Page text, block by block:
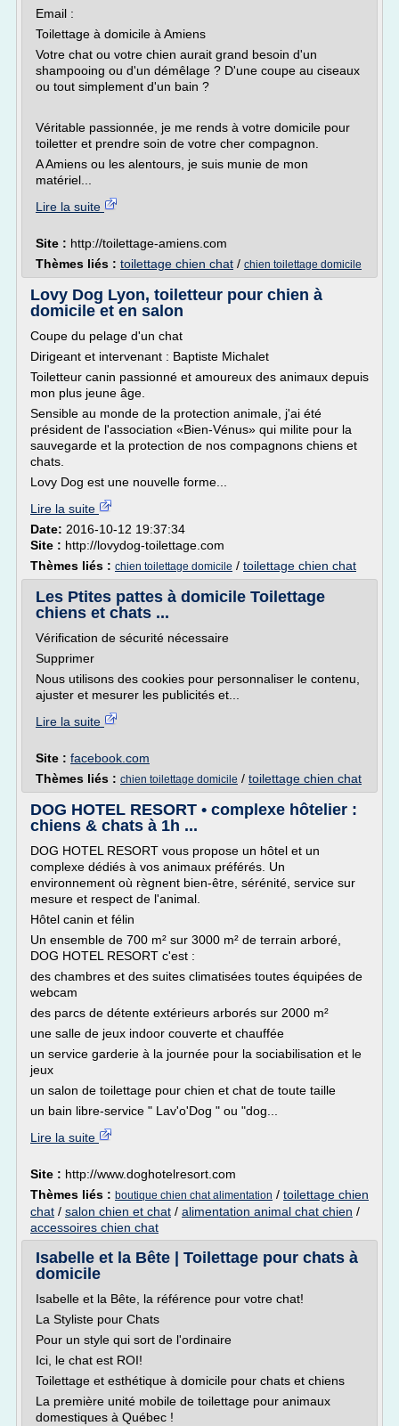
Email :
Toilettage à domicile à Amiens
Votre chat ou votre chien aurait grand besoin d'un
shampooing ou d'un démêlage ? D'une coupe au ciseaux
ou tout simplement d'un bain ?
Véritable passionnée, je me rends à votre domicile pour
toiletter et prendre soin de votre cher compagnon.
A Amiens ou les alentours, je suis munie de mon
matériel...
Lire la suite
Site : http://toilettage-amiens.com
Thèmes liés : toilettage chien chat / chien toilettage domicile
Lovy Dog Lyon, toiletteur pour chien à
domicile et en salon
Coupe du pelage d'un chat
Dirigeant et intervenant : Baptiste Michalet
Toiletteur canin passionné et amoureux des animaux depuis
mon plus jeune âge.
Sensible au monde de la protection animale, j'ai été
président de l'association «Bien-Vénus» qui milite pour la
sauvegarde et la protection de nos compagnons chiens et
chats.
Lovy Dog est une nouvelle forme...
Lire la suite
Date: 2016-10-12 19:37:34
Site : http://lovydog-toilettage.com
Thèmes liés : chien toilettage domicile / toilettage chien chat
Les Ptites pattes à domicile Toilettage
chiens et chats ...
Vérification de sécurité nécessaire
Supprimer
Nous utilisons des cookies pour personnaliser le contenu,
ajuster et mesurer les publicités et...
Lire la suite
Site : facebook.com
Thèmes liés : chien toilettage domicile / toilettage chien chat
DOG HOTEL RESORT • complexe hôtelier :
chiens & chats à 1h ...
DOG HOTEL RESORT vous propose un hôtel et un
complexe dédiés à vos animaux préférés. Un
environnement où règnent bien-être, sérénité, service sur
mesure et respect de l'animal.
Hôtel canin et félin
Un ensemble de 700 m² sur 3000 m² de terrain arboré,
DOG HOTEL RESORT c'est :
des chambres et des suites climatisées toutes équipées de
webcam
des parcs de détente extérieurs arborés sur 2000 m²
une salle de jeux indoor couverte et chauffée
un service garderie à la journée pour la sociabilisation et le
jeux
un salon de toilettage pour chien et chat de toute taille
un bain libre-service " Lav'o'Dog " ou "dog...
Lire la suite
Site : http://www.doghotelresort.com
Thèmes liés : boutique chien chat alimentation / toilettage chien
chat / salon chien et chat / alimentation animal chat chien /
accessoires chien chat
Isabelle et la Bête | Toilettage pour chats à
domicile
Isabelle et la Bête, la référence pour votre chat!
La Styliste pour Chats
Pour un style qui sort de l'ordinaire
Ici, le chat est ROI!
Toilettage et esthétique à domicile pour chats et chiens
La première unité mobile de toilettage pour animaux
domestiques à Québec !